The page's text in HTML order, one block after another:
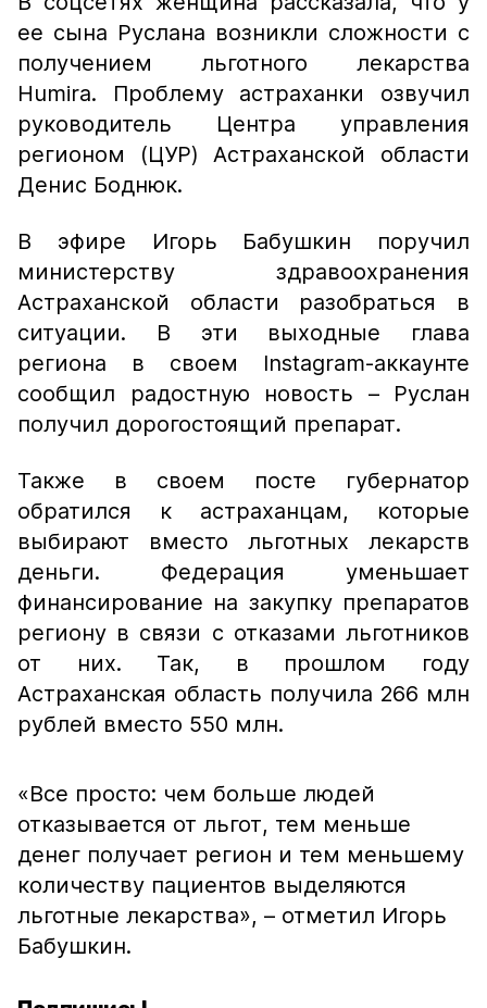
ее сына Руслана возникли сложности с
получением льготного лекарства
Humira. Проблему астраханки озвучил
руководитель Центра управления
регионом (ЦУР) Астраханской области
Денис Боднюк.
В эфире Игорь Бабушкин поручил
министерству здравоохранения
Астраханской области разобраться в
ситуации. В эти выходные глава
региона в своем Instagram-аккаунте
сообщил радостную новость – Руслан
получил дорогостоящий препарат.
Также в своем посте губернатор
обратился к астраханцам, которые
выбирают вместо льготных лекарств
деньги. Федерация уменьшает
финансирование на закупку препаратов
региону в связи с отказами льготников
от них. Так, в прошлом году
Астраханская область получила 266 млн
рублей вместо 550 млн.
«Все просто: чем больше людей
отказывается от льгот, тем меньше
денег получает регион и тем меньшему
количеству пациентов выделяются
льготные лекарства», – отметил Игорь
Бабушкин.